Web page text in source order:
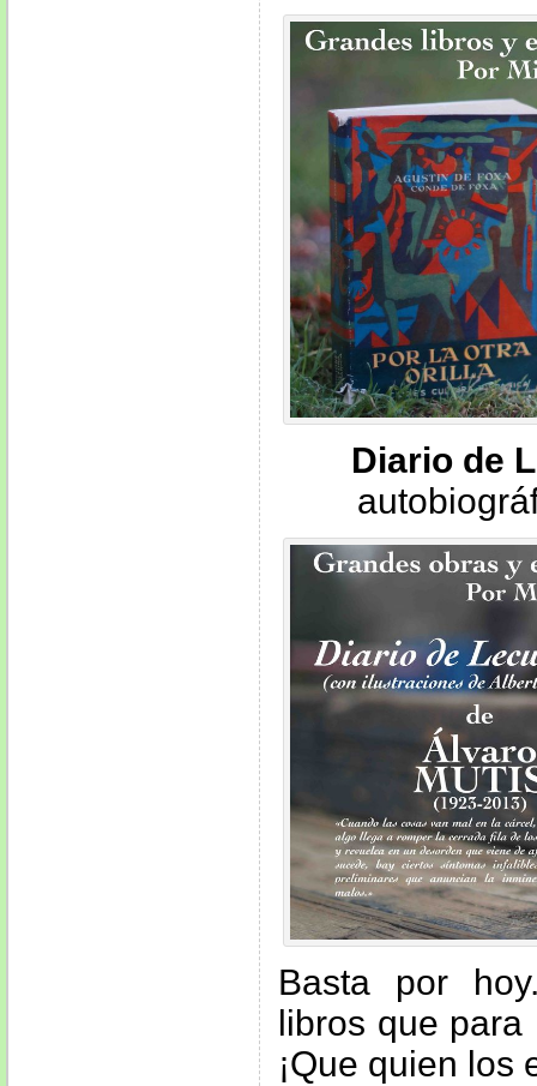
Diario de
Basta por
libros que
¡Que quien los